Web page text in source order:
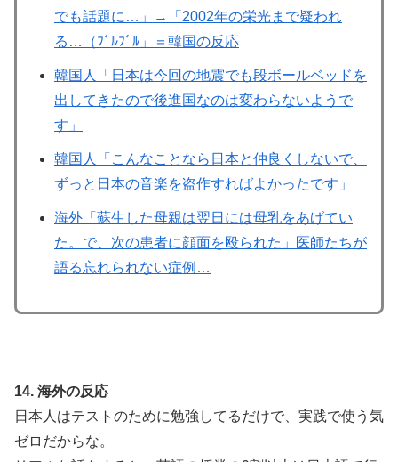
でも話題に…」→「2002年の栄光まで疑われ
る…（ﾌﾞﾙﾌﾞﾙ」＝韓国の反応
韓国人「日本は今回の地震でも段ボールベッドを
出してきたので後進国なのは変わらないようで
す」
韓国人「こんなことなら日本と仲良くしないで、
ずっと日本の音楽を盗作すればよかったです」
海外「蘇生した母親は翌日には母乳をあげてい
た。で、次の患者に顔面を殴られた」医師たちが
語る忘れられない症例…
14. 海外の反応
日本人はテストのために勉強してるだけで、実践で使う気
ゼロだからな。